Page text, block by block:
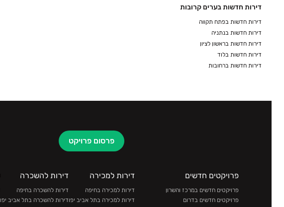
דירות חדשות בערים קרובות
דירות חדשות בפתח תקווה
דירות חדשות בנתניה
דירות חדשות בראשון לציון
דירות חדשות בלוד
דירות חדשות ברחובות
פרסום פרויקט
פרויקטים חדשים
פרויקטים חדשים במרכז והשרון
פרויקטים חדשים בדרום
דירות למכירה
דירות למכירה בחיפה
דירות למכירה בתל אביב יפו
דירות להשכרה
דירות להשכרה בחיפה
דירות להשכרה בתל אביב יפו